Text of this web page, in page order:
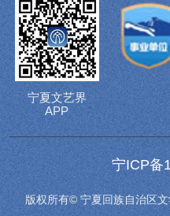
宁夏文艺界
APP
宁ICP备
版权所有© 宁夏回族自治区